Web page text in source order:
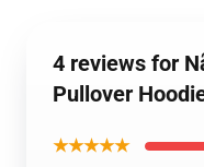
4 reviews for
Pullover
★★★★★